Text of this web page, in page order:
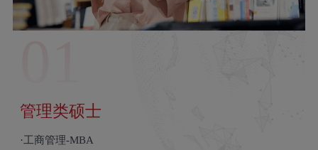
管理类硕士
·工商管理-MBA